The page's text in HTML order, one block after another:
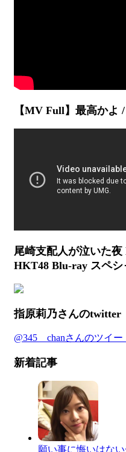
【MV Full】最高かよ
尾崎支配人が泣いた
HKT48 Blu-ray スペ
指原莉乃さんのtwitter
@345__chanさんのツイー
新着記事
願い事に悔いはな